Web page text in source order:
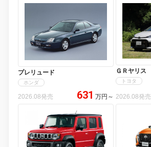
プレリュード
ホンダ
2026.08発売 631 万円 ～
ＧＲヤリス
トヨタ
2026.08発売